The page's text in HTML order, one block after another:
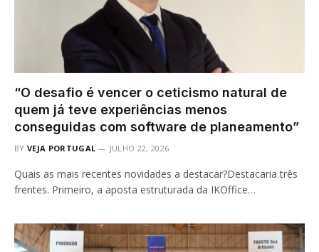
“O desafio é vencer o ceticismo natural de
quem já teve experiências menos
conseguidas com software de planeamento”
BY VEJA PORTUGAL JULHO 22, 2026
Quais as mais recentes novidades a destacar?Destacaria três
frentes. Primeiro, a aposta estruturada da IKOffice…